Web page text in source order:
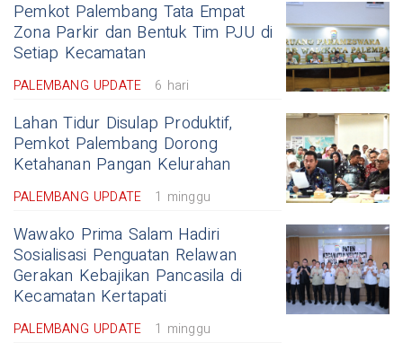
Pemkot Palembang Tata Empat
Zona Parkir dan Bentuk Tim PJU di
Setiap Kecamatan
PALEMBANG UPDATE 6 hari
Lahan Tidur Disulap Produktif,
Pemkot Palembang Dorong
Ketahanan Pangan Kelurahan
PALEMBANG UPDATE 1 minggu
Wawako Prima Salam Hadiri
Sosialisasi Penguatan Relawan
Gerakan Kebajikan Pancasila di
Kecamatan Kertapati
PALEMBANG UPDATE 1 minggu